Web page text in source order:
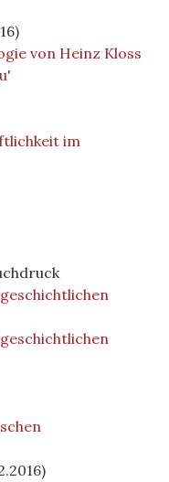
von Heinz Kloss
im